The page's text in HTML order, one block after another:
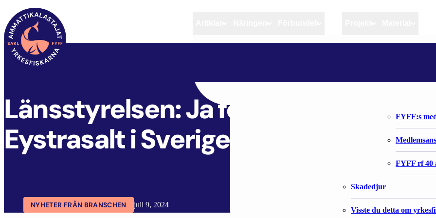
Artiklar Näringen
Riktlinjer för god praxis
Stöd till fiskerinäringen
Anvisningar
Fiskar och
Skadedjur
Visste du detta om
Förbundet
FYFF:s
FYFF rf 40
FYFF ARTIKLAR
Länsstyrelsen: Ja föreslås för
Eystrasalt i Sveriges ekonomiska
NYHETER FRÅN BRANSCHEN juli 9, 2024